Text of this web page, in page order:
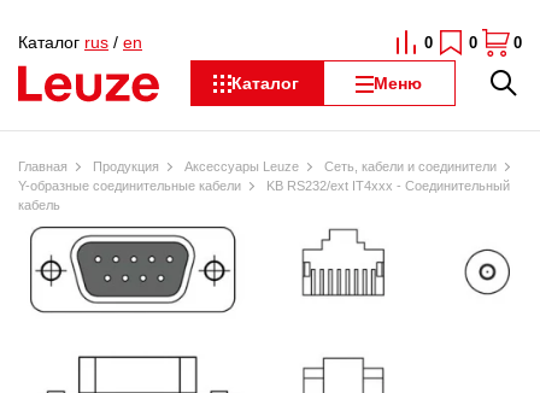
Каталог Меню
Каталог rus / en 0 0 0
Главная Продукция Аксессуары Leuze
Сеть, кабели и соединители
Y-образные соединительные кабели
KB RS232/ext IT4xxx - Соединительный
кабель